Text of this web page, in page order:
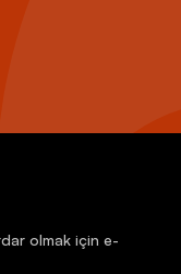
olmak için e-